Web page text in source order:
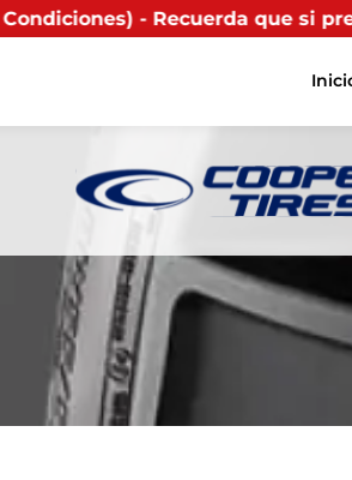
si presentas tu factura